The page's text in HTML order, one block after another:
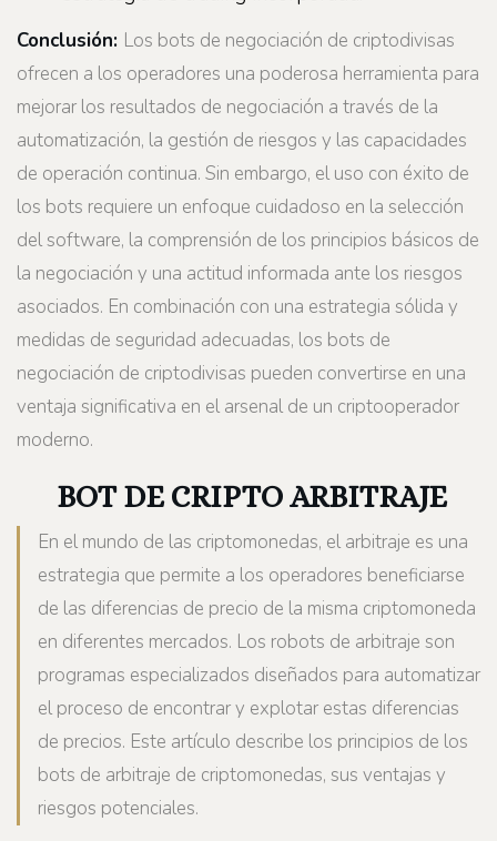
Conclusión: Los bots de negociación de criptodivisas
ofrecen a los operadores una poderosa herramienta para
mejorar los resultados de negociación a través de la
automatización, la gestión de riesgos y las capacidades
de operación continua. Sin embargo, el uso con éxito de
los bots requiere un enfoque cuidadoso en la selección
del software, la comprensión de los principios básicos de
la negociación y una actitud informada ante los riesgos
asociados. En combinación con una estrategia sólida y
medidas de seguridad adecuadas, los bots de
negociación de criptodivisas pueden convertirse en una
ventaja significativa en el arsenal de un criptooperador
moderno.
BOT DE CRIPTO ARBITRAJE
En el mundo de las criptomonedas, el arbitraje es una
estrategia que permite a los operadores beneficiarse
de las diferencias de precio de la misma criptomoneda
en diferentes mercados. Los robots de arbitraje son
programas especializados diseñados para automatizar
el proceso de encontrar y explotar estas diferencias
de precios. Este artículo describe los principios de los
bots de arbitraje de criptomonedas, sus ventajas y
riesgos potenciales.